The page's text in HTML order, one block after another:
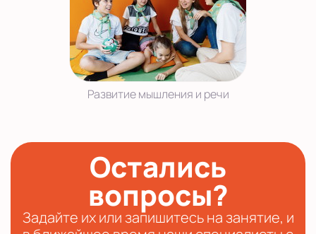
Развитие мышления и речи
Остались
вопросы?
Задайте их или запишитесь на занятие, и